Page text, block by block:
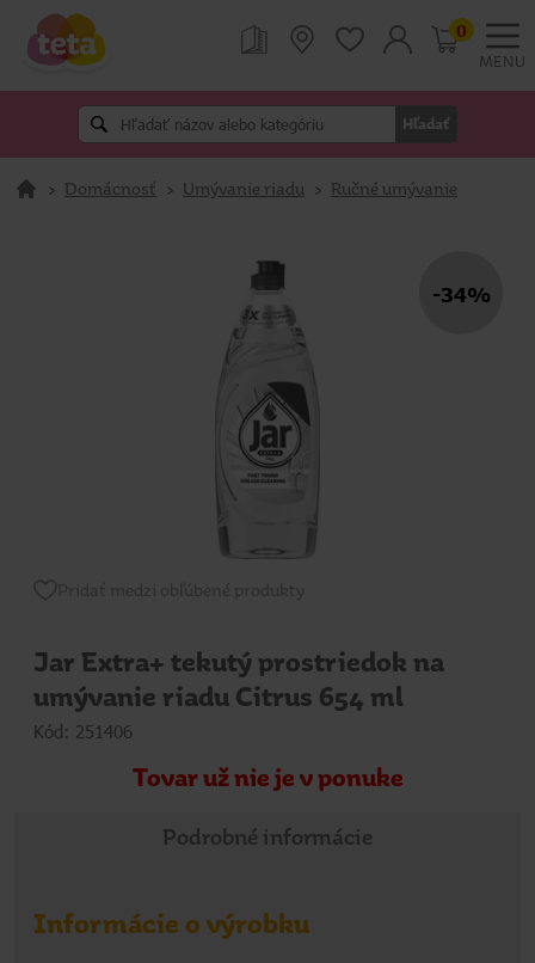
MENU
Hľadať
0
> Domácnosť > Umývanie riadu > Ručné umývanie
-34%
Jar Extra+ tekutý prostriedok na
umývanie riadu Citrus 654 ml
Kód: 251406
Tovar už nie je v ponuke
Podrobné informácie
Informácie o výrobku